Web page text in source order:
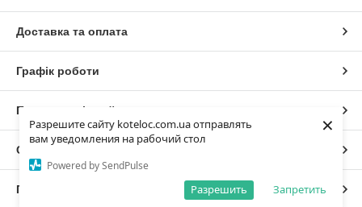
Разрешите сайту koteloc.com.ua отправлять
вам уведомления на рабочий стол
Powered by SendPulse
Запретить
Разрешить
×
Доставка та оплата
Графік роботи
Повна версія сайту
Сайт створено на маркетплейсі
Політика конфіденційності